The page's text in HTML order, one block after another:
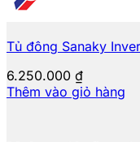
Tủ đông Sanaky
6.250.000 ₫
Thêm vào giỏ hàng